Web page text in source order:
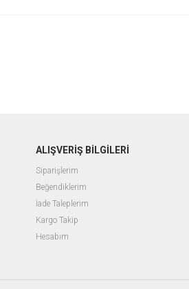
ALIŞVERİŞ BİLGİLERİ
Siparişlerim
Beğendiklerim
İade Taleplerim
Kargo Takip
Hesabım